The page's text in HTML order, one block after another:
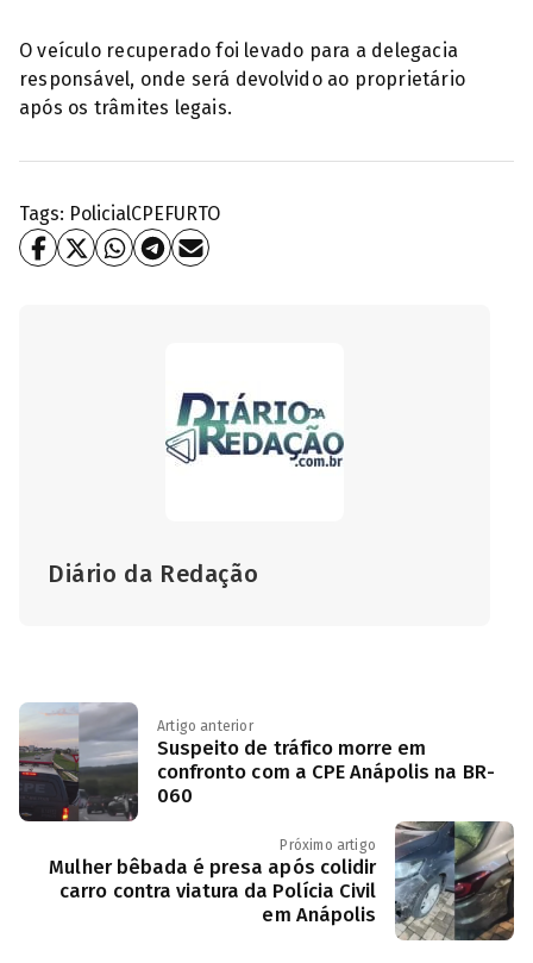
O veículo recuperado foi levado para a delegacia
responsável, onde será devolvido ao proprietário
após os trâmites legais.
Tags: PolicialCPEFURTO
Diário da Redação
Artigo anterior
Suspeito de tráfico morre em
confronto com a CPE Anápolis na BR-
060
Próximo artigo
Mulher bêbada é presa após colidir
carro contra viatura da Polícia Civil
em Anápolis